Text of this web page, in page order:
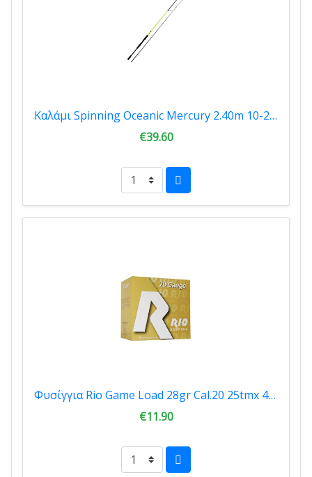
Καλάμι Spinning Oceanic Mercury 2.40m 10-20gr OC.MER.240
€39.60
Φυσίγγια Rio Game Load 28gr Cal.20 25tmx 45202804
€11.90